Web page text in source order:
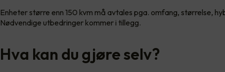
Enheter større enn 150 kvm må avtales pga. omfang, størrelse,
Nødvendige utbedringer kommer i tillegg.
Hva kan du gjøre selv?